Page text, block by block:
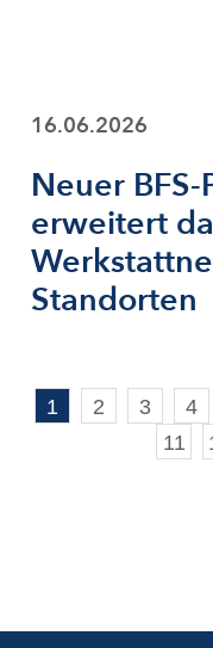
16.06.2026
Neuer
erweitert
Standorten
1 2 3 4
11